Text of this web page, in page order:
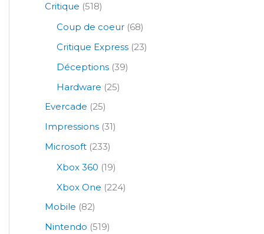
Critique (518)
Coup de coeur (68)
Critique Express (23)
Déceptions (39)
Hardware (25)
Evercade (25)
Impressions (31)
Microsoft (233)
Xbox 360 (19)
Xbox One (224)
Mobile (82)
Nintendo (519)